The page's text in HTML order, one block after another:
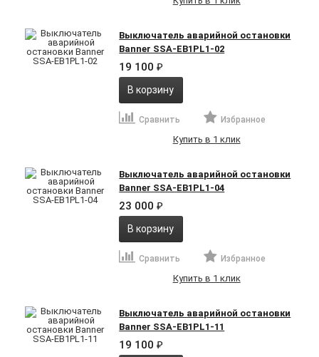
Выключатель аварийной остановки
Banner SSA-EB1PL1-02
19 100₽
В корзину
Сравнить Избранное
Купить в 1 клик
Выключатель аварийной остановки
Banner SSA-EB1PL1-04
23 000₽
В корзину
Сравнить Избранное
Купить в 1 клик
Выключатель аварийной остановки
Banner SSA-EB1PL1-11
19 100₽